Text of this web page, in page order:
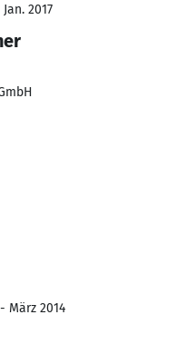
2017
März 2014